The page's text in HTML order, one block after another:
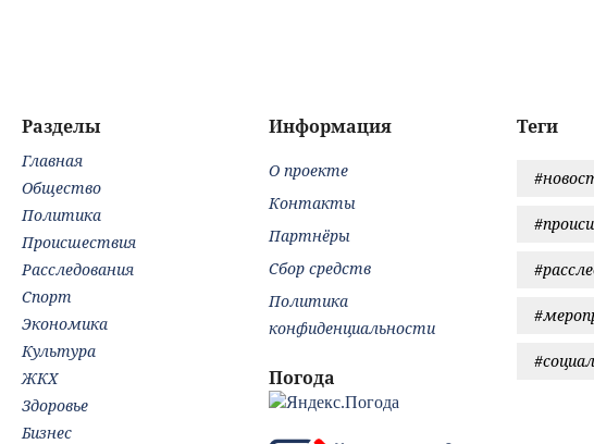
Теги
Разделы
Главная
Общество
Политика
Происшествия
Расследования
Спорт
Экономика
Культура
ЖКХ
Здоровье
Бизнес
Информация
О проекте
Контакты
Партнёры
Сбор средств
Политика
конфиденциальности
Погода